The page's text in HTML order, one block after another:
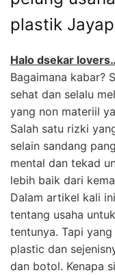
plastik
Halo dsekar
Bagaimana kabar?
sehat dan selalu
yang non materiil
Salah satu rizki
selain sandang
mental dan tekad
lebih baik dari
Dalam artikel kali
tentang usaha
tentunya. Tapi
plastic dan
dan botol. Kenapa